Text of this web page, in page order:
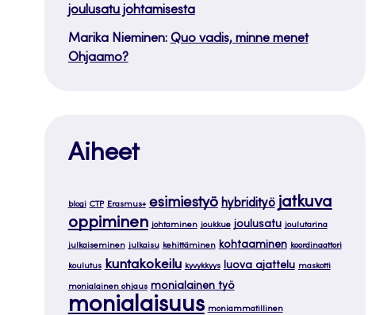
joulusatu johtamisesta
Marika Nieminen: Quo vadis, minne menet
Ohjaamo?
Aiheet
blogi CTP Erasmus+ esimiestyö hybridityö jatkuva
oppiminen johtaminen joukkue joulusatu joulutarina
julkaiseminen julkaisu kehittäminen kohtaaminen koordinaattori
koulutus kuntakokeilu kyvykkyys luova ajattelu maskotti
monialainen ohjaus monialainen työ
monialaisuus moniammatillinen